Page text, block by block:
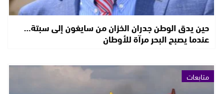
حين يدق الوطن جدران الخزان من سايغون إلى سبتة…
عندما يصبح البحر مرآة للأوطان
متابعات